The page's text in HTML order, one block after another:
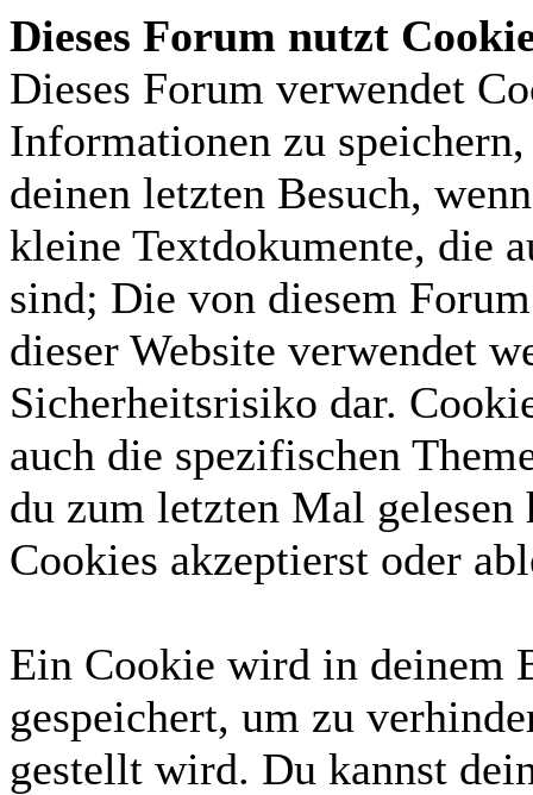
Dieses Forum nutzt
Dieses Forum verwendet
Informationen zu
deinen letzten Besuch,
kleine Textdokumente, die
sind; Die von diesem
dieser Website verwendet
Sicherheitsrisiko dar.
auch die spezifischen
du zum letzten Mal gelesen
Cookies akzeptierst oder
Ein Cookie wird in deinem
gespeichert, um zu
gestellt wird. Du kannst